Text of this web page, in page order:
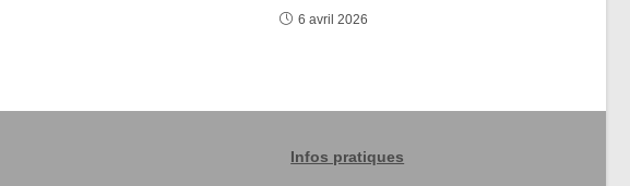
6 avril 2026
Infos pratiques